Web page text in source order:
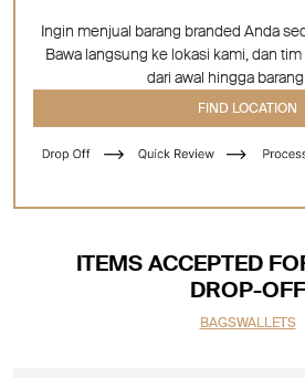
Ingin menjual barang branded Anda
Bawa langsung ke lokasi kami, dan
dari awal hingga
FIND LOCATION
ITEMS ACCEPTED
DROP-OFF
BAGSWALLETS